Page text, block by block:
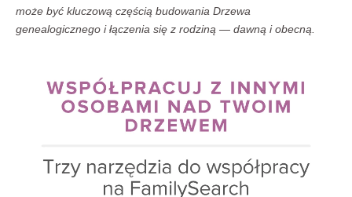
może być kluczową częścią budowania Drzewa
genealogicznego i łączenia się z rodziną — dawną i obecną.